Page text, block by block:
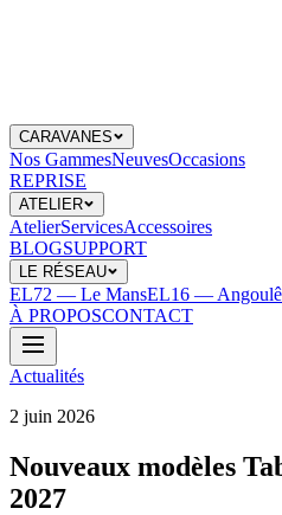
CARAVANES
Nos GammesNeuvesOccasions
REPRISE
ATELIER
AtelierServicesAccessoires
BLOGSUPPORT
LE RÉSEAU
EL72 — Le MansEL16 —
À PROPOSCONTACT
Actualités
2 juin 2026
Nouveaux modèles
2027